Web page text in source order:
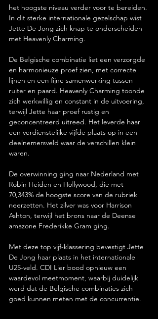
het hoogste niveau verder voor te bereiden.
In dit sterke internationale gezelschap wist
Jette De Jong zich knap te onderscheiden
met Heavenly Charming.
De Belgische combinatie liet een verzorgde
en harmonieuze proef zien, met correcte
lijnen en een fijne samenwerking tussen
ruiter en paard. Heavenly Charming toonde
zich werkwillig en constant in de uitvoering,
terwijl Jette haar proef rustig en
geconcentreerd uitreed. Het leverde haar
een verdienstelijke vijfde plaats op in een
deelnemersveld waar de verschillen klein
waren.
De overwinning ging naar Nederland met
Robin Heiden en Hollywood, die met
70,343% de hoogste score van de rubriek
neerzetten. Het zilver was voor Harrison
Ashton, terwijl het brons naar de Deense
amazone Frederikke Gram ging.
Met deze top vijf-klassering bevestigt Jette
De Jong haar plaats in het internationale
U25-veld. CDI Lier bood opnieuw een
waardevol meetmoment, waarbij duidelijk
werd dat de Belgische combinaties zich
goed kunnen meten met de concurrentie.